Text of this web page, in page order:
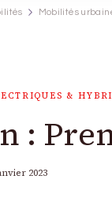
Mobilités
&
:
2023